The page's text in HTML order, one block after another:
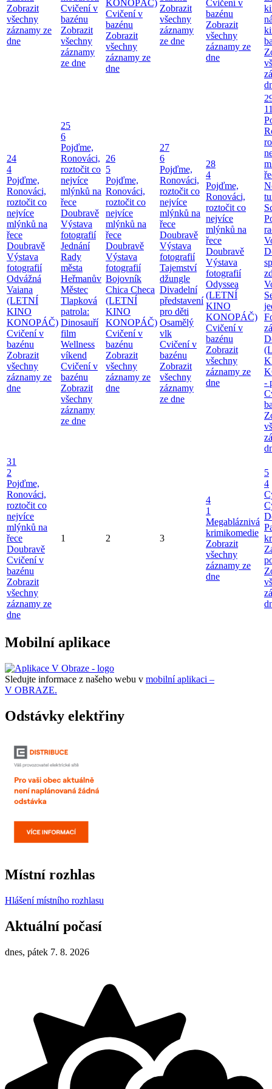
Zobrazit
všechny
záznamy ze
dne
Cvičení v
bazénu
Zobrazit
všechny
záznamy
ze dne
KONOPÁČ)
Cvičení v
bazénu
Zobrazit
všechny
záznamy ze
dne
Zobrazit
všechny
záznamy
ze dne
Cvičení v
bazénu
Zobrazit
všechny
záznamy ze
dne
24
4
Pojďme,
Ronováci,
roztočit co
nejvíce
mlýnků na
řece
Doubravě
Výstava
fotografií
Odvážná
Vaiana
(LETNÍ
KINO
KONOPÁČ)
Cvičení v
bazénu
Zobrazit
všechny
záznamy ze
dne
25
6
Pojďme,
Ronováci,
roztočit co
nejvíce
mlýnků na
řece
Doubravě
Výstava
fotografií
Jednání
Rady
města
Heřmanův
Městec
Tlapková
patrola:
Dinosauří
film
Wellness
víkend
Cvičení v
bazénu
Zobrazit
všechny
záznamy
ze dne
26
5
Pojďme,
Ronováci,
roztočit co
nejvíce
mlýnků na
řece
Doubravě
Výstava
fotografií
Bojovník
Chica Checa
(LETNÍ
KINO
KONOPÁČ)
Cvičení v
bazénu
Zobrazit
všechny
záznamy ze
dne
27
6
Pojďme,
Ronováci,
roztočit co
nejvíce
mlýnků na
řece
Doubravě
Výstava
fotografií
Tajemství
džungle
Divadelní
představení
pro děti
Osamělý
vlk
Cvičení v
bazénu
Zobrazit
všechny
záznamy
ze dne
28
4
Pojďme,
Ronováci,
roztočit co
nejvíce
mlýnků na
řece
Doubravě
Výstava
fotografií
Odyssea
(LETNÍ
KINO
KONOPÁČ)
Cvičení v
bazénu
Zobrazit
všechny
záznamy ze
dne
-
31
2
Pojďme,
Ronováci,
roztočit co
nejvíce
mlýnků na
řece
Doubravě
Cvičení v
bazénu
Zobrazit
všechny
záznamy ze
dne
1 2 3
4
1
Megabláznivá
krimikomedie
Zobrazit
všechny
záznamy ze
dne
5
4
Mobilní aplikace
Sledujte informace z našeho webu v mobilní aplikaci –
V OBRAZE.
Odstávky elektřiny
Místní rozhlas
Hlášení místního rozhlasu
Aktuální počasí
dnes, pátek 7. 8. 2026